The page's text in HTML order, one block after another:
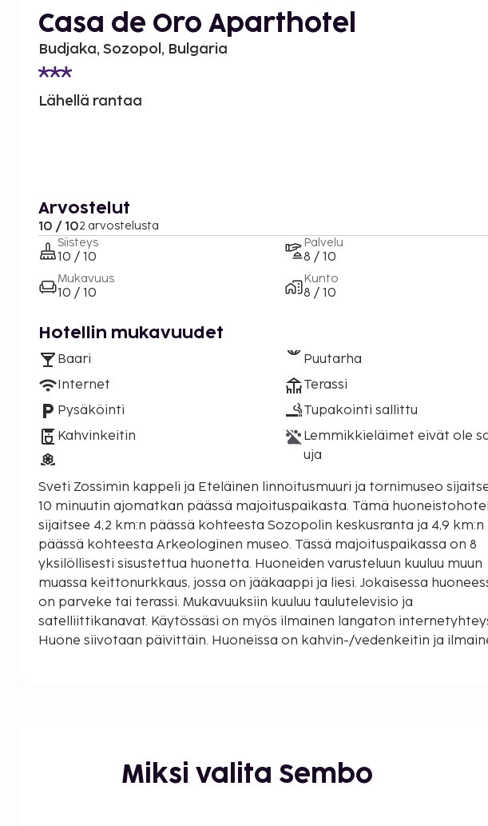
Casa de Oro Aparthotel
Budjaka, Sozopol, Bulgaria
Lähellä rantaa
Arvostelut
10 / 102 arvostelusta
Siisteys
10 / 10
Mukavuus
10 / 10
Palvelu
8 / 10
Kunto
8 / 10
Hotellin mukavuudet
Baari
Internet
Pysäköinti
Kahvinkeitin
Puutarha
Terassi
Tupakointi sallittu
Lemmikkieläimet eivät ole
uja
Sveti Zossimin kappeli ja Eteläinen linnoitusmuuri ja tornimuseo
10 minuutin ajomatkan päässä majoituspaikasta. Tämä huoneistohotelli
sijaitsee 4,2 km:n päässä kohteesta Sozopolin keskusranta ja 4,9 km:n
päässä kohteesta Arkeologinen museo. Tässä majoituspaikassa on 8
yksilöllisesti sisustettua huonetta. Huoneiden varusteluun kuuluu muun
muassa keittonurkkaus, jossa on jääkaappi ja liesi. Jokaisessa
on parveke tai terassi. Mukavuuksiin kuuluu taulutelevisio ja
satelliittikanavat. Käytössäsi on myös ilmainen langaton
Huone siivotaan päivittäin. Huoneissa on kahvin-/vedenkeitin ja
huoneistohotellin palveluihin kuuluu ilmainen langaton internetyhteys,
Miksi valita Sembo